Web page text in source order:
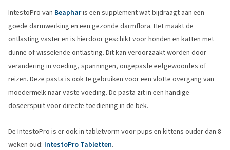
IntestoPro van Beapharis een supplement wat bijdraagt aan een
goede darmwerking en een gezonde darmflora. Het maakt de
ontlasting vaster en is hierdoor geschikt voor honden en katten met
dunne of wisselende ontlasting. Dit kan veroorzaakt worden door
verandering in voeding, spanningen, ongepaste eetgewoontes of
reizen. Deze pasta is ook te gebruiken voor een vlotte overgang van
moedermelk naar vaste voeding. De pasta zit in een handige
doseerspuit voor directe toediening in de bek.
De IntestoPro is er ook in tabletvorm voor pups en kittens ouder dan 8
weken oud: IntestoPro Tabletten.